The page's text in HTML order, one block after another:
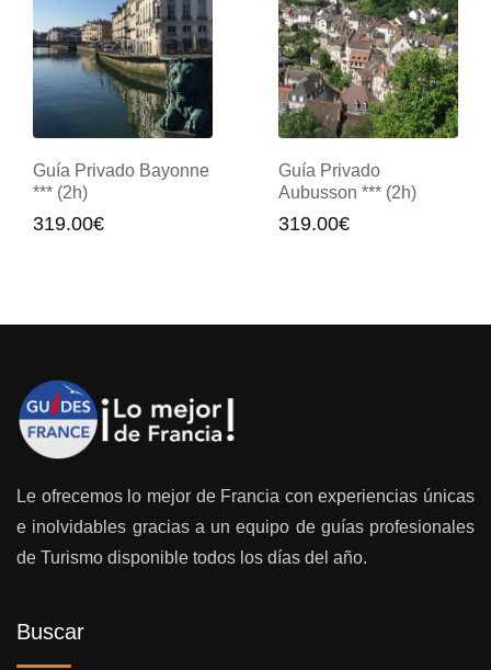
Guía Privado
Aubusson *** (2h)
319.00€
Visita Guiada Guéret
(2h)
329.00€
Le ofrecemos lo mejor de Francia con experiencias únicas
e inolvidables gracias a un equipo de guías profesionales
de Turismo disponible todos los días del año.
Buscar